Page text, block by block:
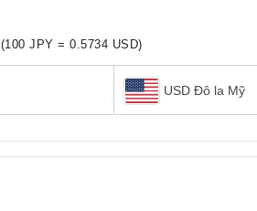
(100 JPY = 0.5734 USD)
USD Đô la Mỹ